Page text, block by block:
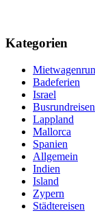
Kategorien
Badeferien
Israel
Busrundreisen
Lappland
Mallorca
Spanien
Allgemein
Indien
Island
Zypern
Städtereisen